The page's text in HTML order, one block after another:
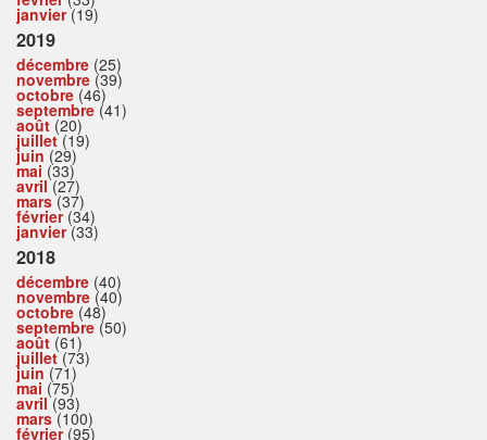
janvier(19)
2019
décembre (25)
novembre (39)
octobre (46)
septembre (41)
août (20)
juillet(19)
juin (29)
mai (33)
avril(27)
mars(37)
février(34)
janvier(33)
2018
décembre (40)
novembre (40)
octobre (48)
septembre (50)
août (61)
juillet(73)
juin (71)
mai (75)
avril(93)
mars(100)
février(95)